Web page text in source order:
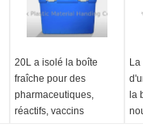
20L a isolé la boîte
fraîche pour des
pharmaceutiques,
réactifs, vaccins
la